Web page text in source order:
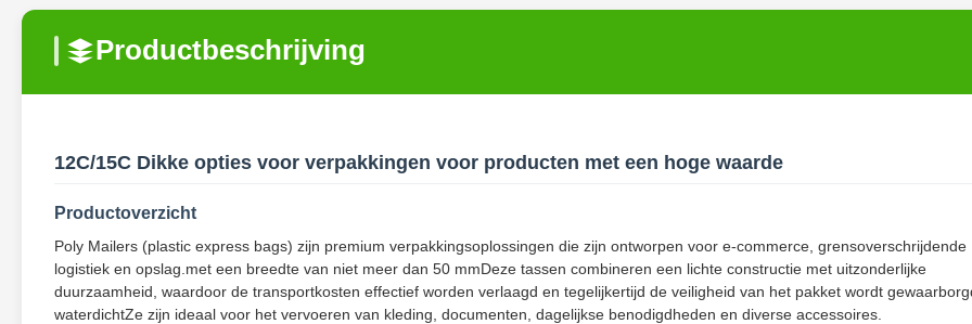
Productbeschrijving
12C/15C Dikke opties voor verpakkingen voor producten met een hoge waarde
Productoverzicht
Poly Mailers (plastic express bags) zijn premium verpakkingsoplossingen die zijn ontworpen voor e-commerce, grensoverschrijdende
logistiek en opslag.met een breedte van niet meer dan 50 mmDeze tassen combineren een lichte constructie met uitzonderlijke
duurzaamheid, waardoor de transportkosten effectief worden verlaagd en tegelijkertijd de veiligheid van het pakket wordt
waterdichtZe zijn ideaal voor het vervoeren van kleding, documenten, dagelijkse benodigdheden en diverse accessoires.